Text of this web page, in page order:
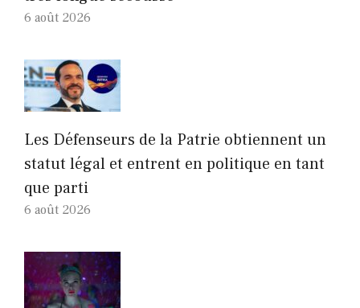
6 août 2026
Les Défenseurs de la Patrie obtiennent un
statut légal et entrent en politique en tant
que parti
6 août 2026